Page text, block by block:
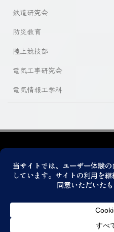
鉄道研究会
防災教育
陸上競技部
電気工事研究会
電気情報工学科
© 2026 神戸市立